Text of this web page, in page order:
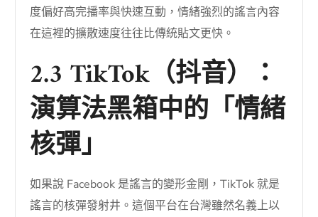
度偏好高完播率與快速互動，情緒強烈的謠言內容
在這裡的擴散速度往往比傳統貼文更快。
2.3 TikTok（抖音）：
演算法黑箱中的「情緒
核彈」
如果說 Facebook 是謠言的變形金剛，TikTok 就是
謠言的核彈發射井。這個平台在台灣雖然名義上以